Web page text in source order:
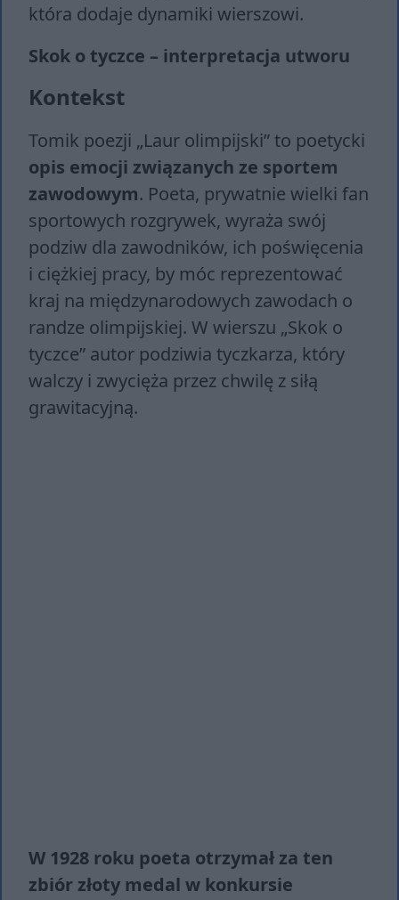
która dodaje dynamiki wierszowi.
Skok o tyczce – interpretacja utworu
Kontekst
Tomik poezji „Laur olimpijski” to poetycki
opis emocji związanych ze sportem
zawodowym. Poeta, prywatnie wielki fan
sportowych rozgrywek, wyraża swój
podziw dla zawodników, ich poświęcenia
i ciężkiej pracy, by móc reprezentować
kraj na międzynarodowych zawodach o
randze olimpijskiej. W wierszu „Skok o
tyczce” autor podziwia tyczkarza, który
walczy i zwycięża przez chwilę z siłą
grawitacyjną.
W 1928 roku poeta otrzymał za ten
zbiór złoty medal w konkursie